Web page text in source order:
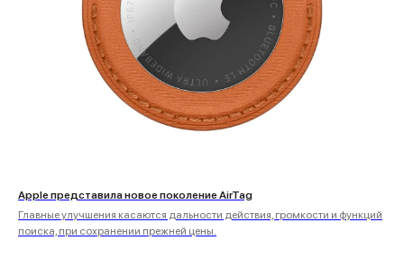
Apple представила новое поколение AirTag
Главные улучшения касаются дальности действия, громкости и функций
поиска, при сохранении прежней цены.